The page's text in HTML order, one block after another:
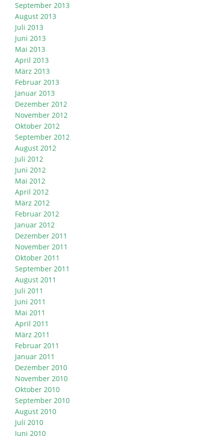
September 2013
August 2013
Juli 2013
Juni 2013
Mai 2013
April 2013
März 2013
Februar 2013
Januar 2013
Dezember 2012
November 2012
Oktober 2012
September 2012
August 2012
Juli 2012
Juni 2012
Mai 2012
April 2012
März 2012
Februar 2012
Januar 2012
Dezember 2011
November 2011
Oktober 2011
September 2011
August 2011
Juli 2011
Juni 2011
Mai 2011
April 2011
März 2011
Februar 2011
Januar 2011
Dezember 2010
November 2010
Oktober 2010
September 2010
August 2010
Juli 2010
Juni 2010